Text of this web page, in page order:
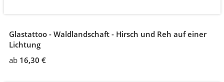
Glastattoo - Waldlandschaft - Hirsch und Reh auf einer
Lichtung
ab 16,30 €